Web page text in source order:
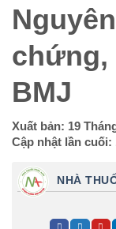
chứng,
BMJ
Xuất bản: 19
Cập nhật lần cuối:
NHÀ